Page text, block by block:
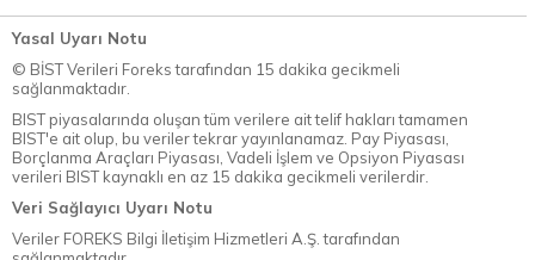
Yasal Uyarı Notu
© BİST Verileri Foreks tarafından 15 dakika gecikmeli
sağlanmaktadır.
BIST piyasalarında oluşan tüm verilere ait telif hakları tamamen
BIST'e ait olup, bu veriler tekrar yayınlanamaz. Pay Piyasası,
Borçlanma Araçları Piyasası, Vadeli İşlem ve Opsiyon Piyasası
verileri BIST kaynaklı en az 15 dakika gecikmeli verilerdir.
Veri Sağlayıcı Uyarı Notu
Veriler FOREKS Bilgi İletişim Hizmetleri A.Ş. tarafından